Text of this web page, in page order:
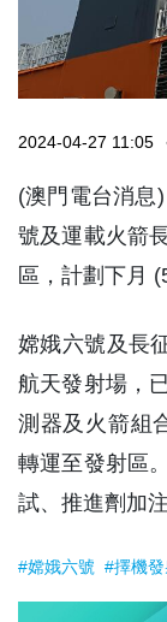
2024-04-27 11:05
(澳門電台消息
號及運載火箭
區，計劃下月
嫦娥六號及長
航天發射場，
測器及火箭組
轉運至發射區
試、推進劑加
#嫦娥六號 #擇機